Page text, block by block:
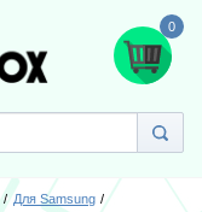
0
Для Samsung